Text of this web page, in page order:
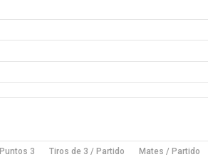
Puntos 3 Tiros de 3 / Partido Mates / Partido